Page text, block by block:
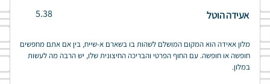
אעידה הוטל 5.38
מלון אאידה הוא המקום המושלם לשהות בו בשארם א-שייח, בין אם אתם מחפשים
חופשה או חופשה. עם החוף הפרטי והבריכה החיצונית שלו, יש הרבה מה לעשות
במלון.